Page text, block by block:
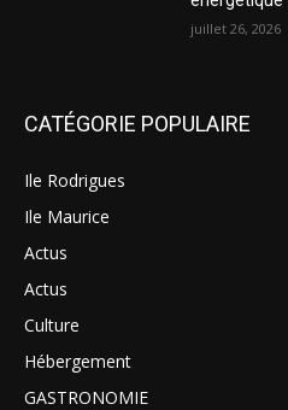
juillet 26, 2026
CATÉGORIE POPULAIRE
Ile Rodrigues
Ile Maurice
Actus
Actus
Culture
Hébergement
GASTRONOMIE